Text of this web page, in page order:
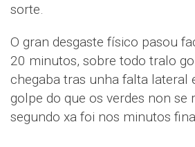
sorte.
O gran desgaste físico pasou
20 minutos, sobre todo tralo
chegaba tras unha falta lateral
golpe do que os verdes non se
segundo xa foi nos minutos